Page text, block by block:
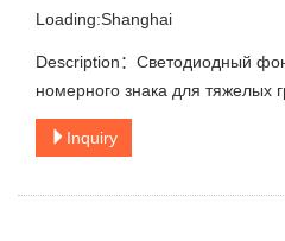
Loading:Shanghai
Description：Светодиодный
номерного знака для тяжелых
Inquiry